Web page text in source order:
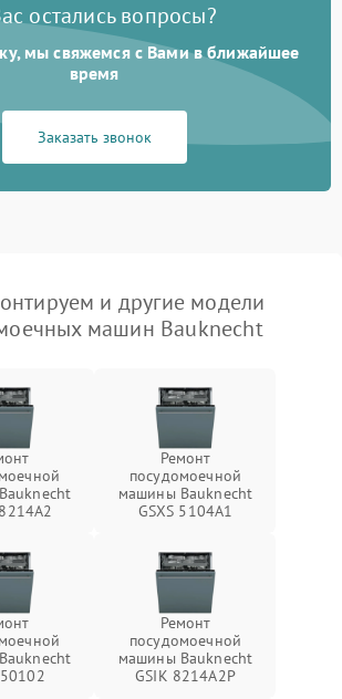
остались вопросы?
мы свяжемся с Вами в ближайшее
время
Заказать звонок
и другие модели
машин Bauknecht
Ремонт
посудомоечной
машины Bauknecht
GSXS 5104A1
Ремонт
посудомоечной
машины Bauknecht
GSIK 8214A2P